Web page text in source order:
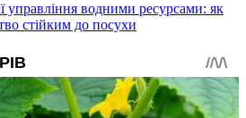
управління водними ресурсами: як
стійким до посухи